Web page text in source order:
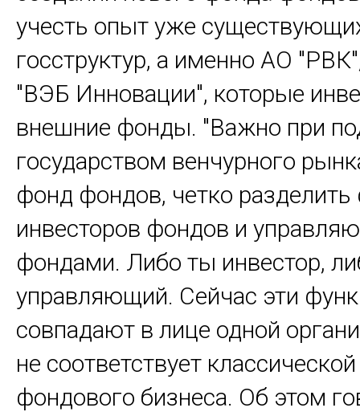
учесть опыт уже
госструктур, а именно АО
"ВЭБ Инновации", которые
внешние фонды. "Важно при
государством венчурного
фонд фондов, четко
инвесторов фондов и
фондами. Либо ты инвестор,
управляющий. Сейчас эти
совпадают в лице одной
не соответствует
фондового бизнеса. Об этом